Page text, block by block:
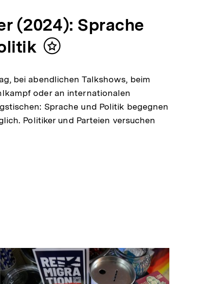
(2024): Sprache
Inhalt
bei abendlichen Talkshows, beim
oder an internationalen
Sprache und Politik begegnen
Politiker und Parteien versuchen